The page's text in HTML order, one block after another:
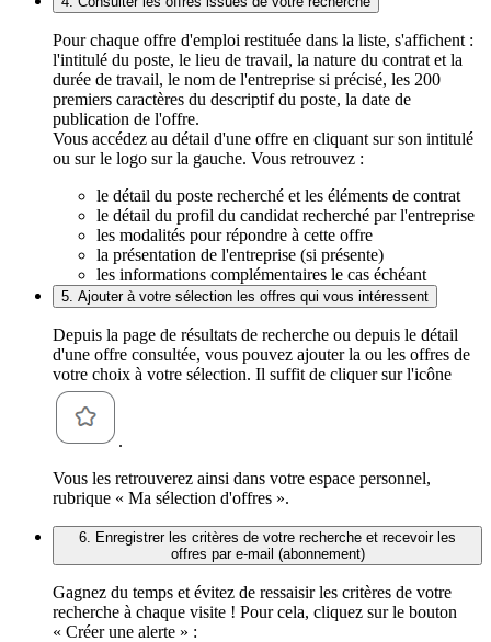
Pour chaque offre d'emploi restituée dans la liste, s'affichent :
l'intitulé du poste, le lieu de travail, la nature du contrat et la
durée de travail, le nom de l'entreprise si précisé, les 200
premiers caractères du descriptif du poste, la date de
publication de l'offre.
Vous accédez au détail d'une offre en cliquant sur son intitulé
ou sur le logo sur la gauche. Vous retrouvez :
le détail du poste recherché et les éléments de contrat
le détail du profil du candidat recherché par l'entreprise
les modalités pour répondre à cette offre
la présentation de l'entreprise (si présente)
les informations complémentaires le cas échéant
5. Ajouter à votre sélection les offres qui vous intéressent
Depuis la page de résultats de recherche ou depuis le détail
d'une offre consultée, vous pouvez ajouter la ou les offres de
votre choix à votre sélection. Il suffit de cliquer sur l'icône
.
Vous les retrouverez ainsi dans votre espace personnel,
rubrique « Ma sélection d'offres ».
6. Enregistrer les critères de votre recherche et recevoir les
offres par e-mail (abonnement)
Gagnez du temps et évitez de ressaisir les critères de votre
recherche à chaque visite ! Pour cela, cliquez sur le bouton
« Créer une alerte » :